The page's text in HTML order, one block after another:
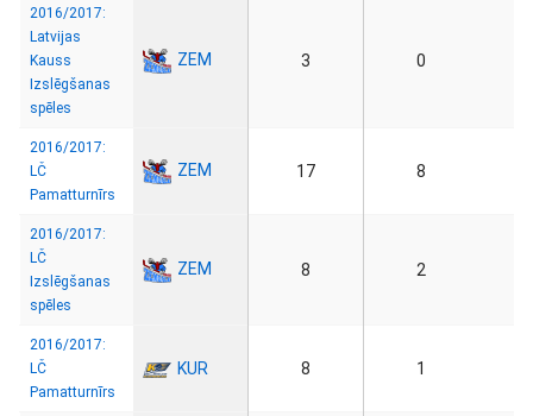
2016/2017:
Latvijas
Kauss
Izslēgšanas
spēles
ZEM 3 0
2016/2017:
LČ
Pamatturnīrs
ZEM 17 8
2016/2017:
LČ
Izslēgšanas
spēles
ZEM 8 2
2016/2017:
LČ
Pamatturnīrs
KUR 8 1